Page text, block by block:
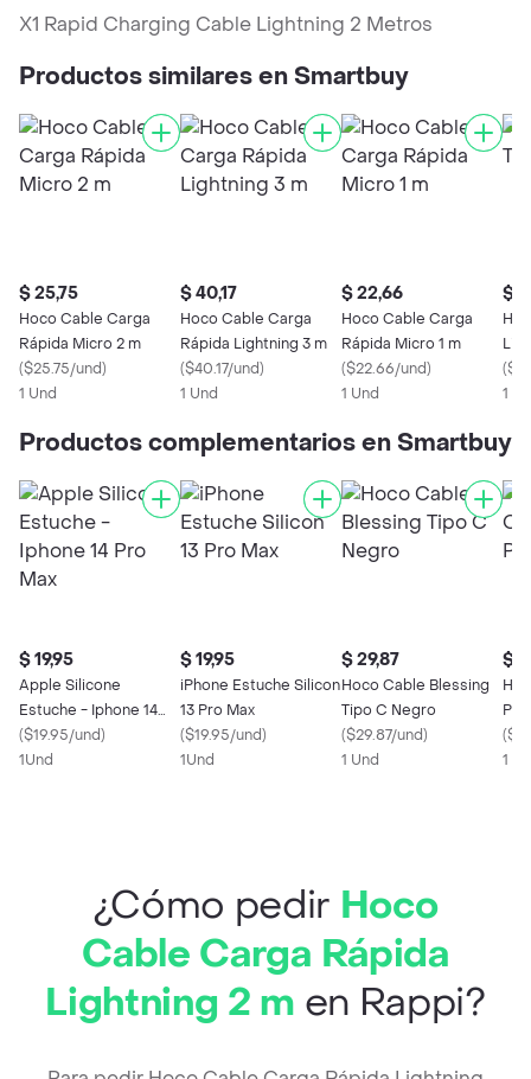
X1 Rapid Charging Cable Lightning 2 Metros
Productos similares en Smartbuy
$ 25,75
Hoco Cable Carga
Rápida Micro 2 m
($25.75/und)
1 Und
$ 40,17
Hoco Cable Carga
Rápida Lightning 3 m
($40.17/und)
1 Und
$ 22,66
Hoco Cable Carga
Rápida Micro 1 m
($22.66/und)
1 Und
$
(
1
Productos complementarios en Smartbuy
$ 19,95
Apple Silicone
Estuche - Iphone 14
Pro Max
($19.95/und)
1Und
$ 19,95
iPhone Estuche Silicon
13 Pro Max
($19.95/und)
1Und
$ 29,87
Hoco Cable Blessing
Tipo C Negro
($29.87/und)
1 Und
$
(
1
¿Cómo pedir Hoco
Cable Carga Rápida
Lightning 2 m en Rappi?